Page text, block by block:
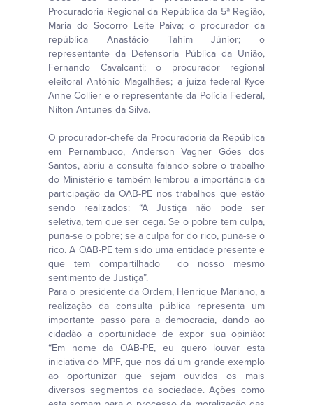
Procuradoria Regional da República da 5ª Região,
Maria do Socorro Leite Paiva; o procurador da
república Anastácio Tahim Júnior; o
representante da Defensoria Pública da União,
Fernando Cavalcanti; o procurador regional
eleitoral Antônio Magalhães; a juíza federal Kyce
Anne Collier e o representante da Polícia Federal,
Nilton Antunes da Silva.
O procurador-chefe da Procuradoria da República
em Pernambuco, Anderson Vagner Góes dos
Santos, abriu a consulta falando sobre o trabalho
do Ministério e também lembrou a importância da
participação da OAB-PE nos trabalhos que estão
sendo realizados: “A Justiça não pode ser
seletiva, tem que ser cega. Se o pobre tem culpa,
puna-se o pobre; se a culpa for do rico, puna-se o
rico. A OAB-PE tem sido uma entidade presente e
que tem compartilhado do nosso mesmo
sentimento de Justiça”.
Para o presidente da Ordem, Henrique Mariano, a
realização da consulta pública representa um
importante passo para a democracia, dando ao
cidadão a oportunidade de expor sua opinião:
“Em nome da OAB-PE, eu quero louvar esta
iniciativa do MPF, que nos dá um grande exemplo
ao oportunizar que sejam ouvidos os mais
diversos segmentos da sociedade. Ações como